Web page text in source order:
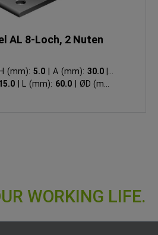
AL 8-Loch, 2 Nuten
H (mm):5.0 A (mm): 30.0
L (mm): 60.0
ØD (mm):